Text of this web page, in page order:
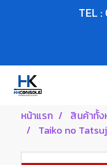
TEL
หน้าแรก สินค้าทั้
Taiko no